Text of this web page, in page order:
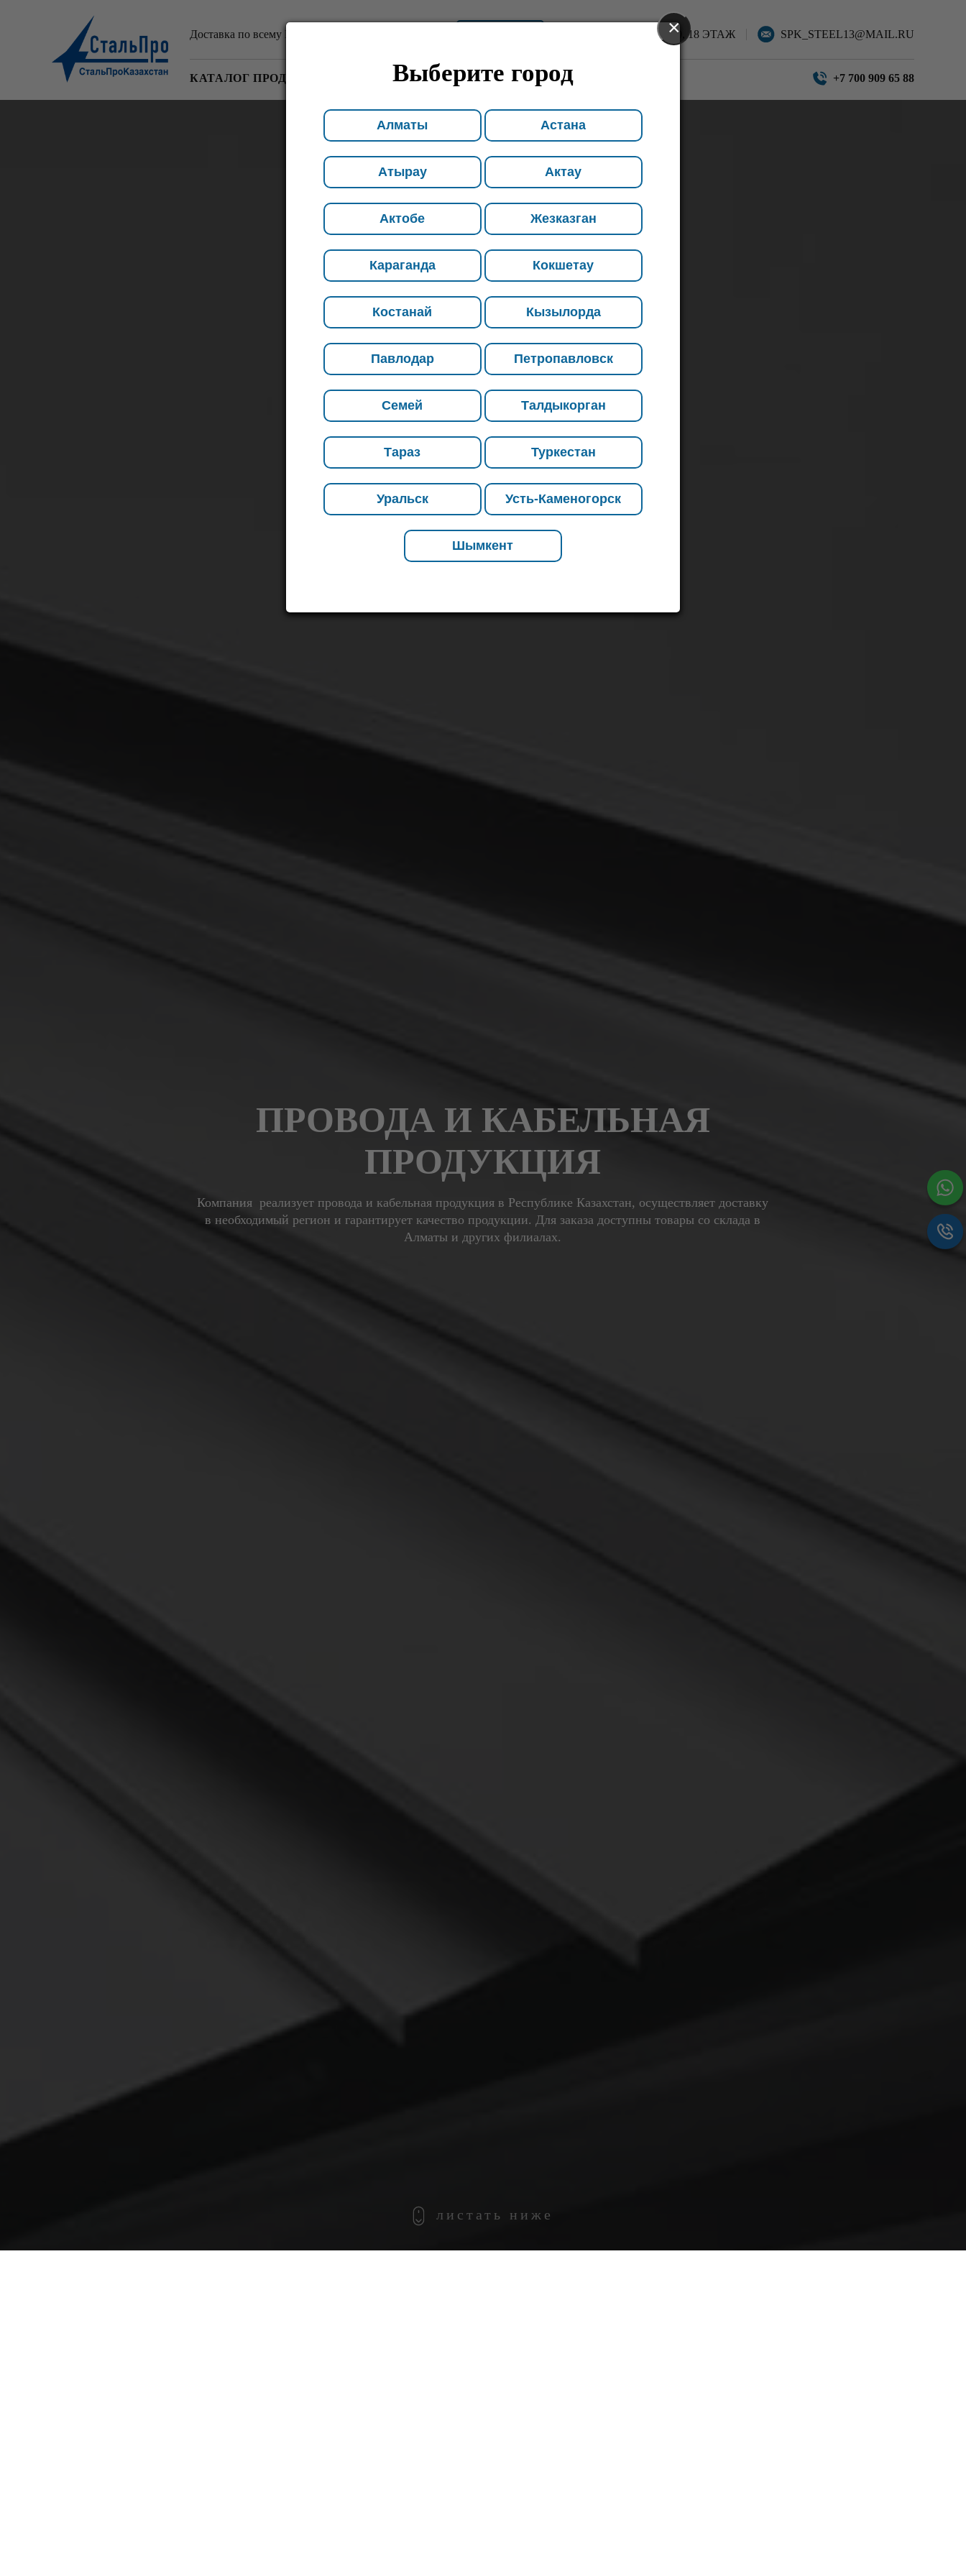
Доставка по всему Казахстану УЛИЦА КЕНЕСАРЫ, 40, 18 ЭТАЖ SPK_STEEL13@MAIL.RU
КАТАЛОГ ПРОДУКЦИИ О КОМПАНИИ УСЛУГИ ОТЗЫВЫ +7 700 909 65 88
ПРОВОДА И КАБЕЛЬНАЯ
ПРОДУКЦИЯ
Компания реализует провода и кабельная продукция в Республике Казахстан, осуществляет доставку
в необходимый регион и гарантирует качество продукции. Для заказа доступны товары со склада в
Алматы и других филиалах.
листать ниже
×
Выберите город
Алматы Астана
Атырау Актау
Актобе Жезказган
Караганда Кокшетау
Костанай Кызылорда
Павлодар Петропавловск
Семей Талдыкорган
Тараз Туркестан
Уральск Усть-Каменогорск
Шымкент